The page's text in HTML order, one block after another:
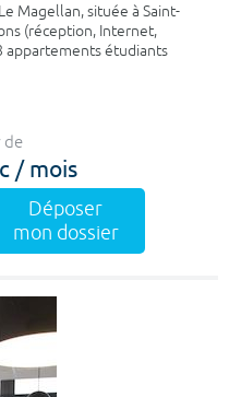
Magellan, située à Saint-
(réception, Internet,
appartements étudiants
de
/ mois
Déposer
mon dossier